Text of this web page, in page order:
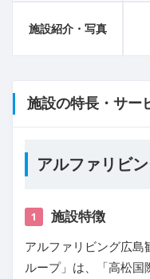
施設紹介・写真
施設の特長・サー
アルファリビ
1 施設特徴
アルファリビング広島
ループ」は、「高松国